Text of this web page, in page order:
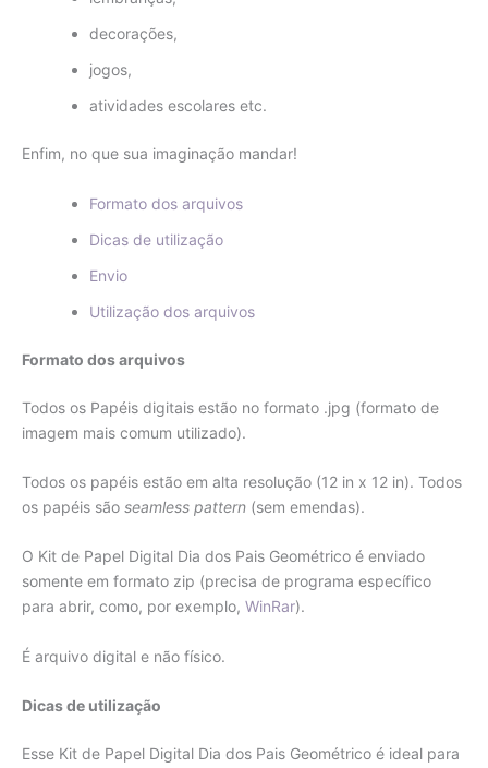
decorações,
jogos,
atividades escolares etc.
Enfim, no que sua imaginação mandar!
Formato dos arquivos
Dicas de utilização
Envio
Utilização dos arquivos
Formato dos arquivos
Todos os Papéis digitais estão no formato .jpg (formato de
imagem mais comum utilizado).
Todos os papéis estão em alta resolução (12 in x 12 in). Todos
os papéis são seamless pattern (sem emendas).
O Kit de Papel Digital Dia dos Pais Geométrico é enviado
somente em formato zip (precisa de programa específico
para abrir, como, por exemplo, WinRar).
É arquivo digital e não físico.
Dicas de utilização
Esse Kit de Papel Digital Dia dos Pais Geométrico é ideal para